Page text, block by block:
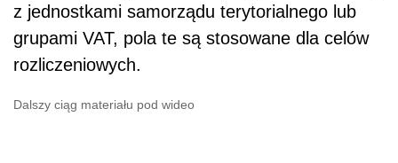
z jednostkami samorządu terytorialnego lub
grupami VAT, pola te są stosowane dla celów
rozliczeniowych.
Dalszy ciąg materiału pod wideo